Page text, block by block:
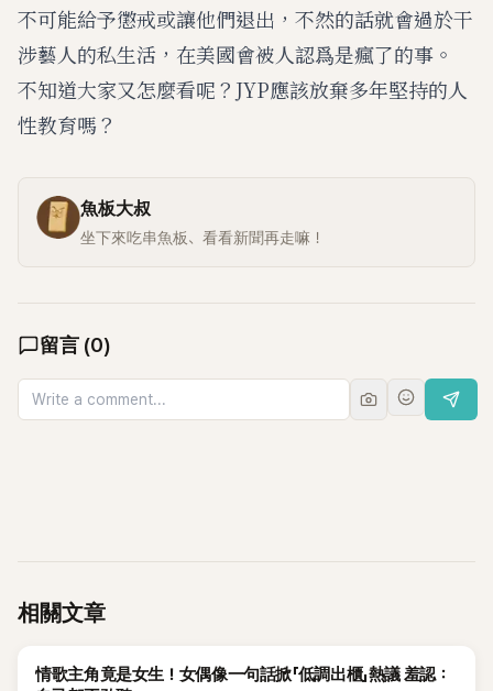
不可能給予懲戒或讓他們退出，不然的話就會過於干
涉藝人的私生活，在美國會被人認爲是瘋了的事。
不知道大家又怎麼看呢？JYP應該放棄多年堅持的人
性教育嗎？
魚板大叔
坐下來吃串魚板、看看新聞再走嘛！
留言 (0)
相關文章
K-POP
情歌主角竟是女生！女偶像一句話掀「低調出櫃」熱議 羞認：